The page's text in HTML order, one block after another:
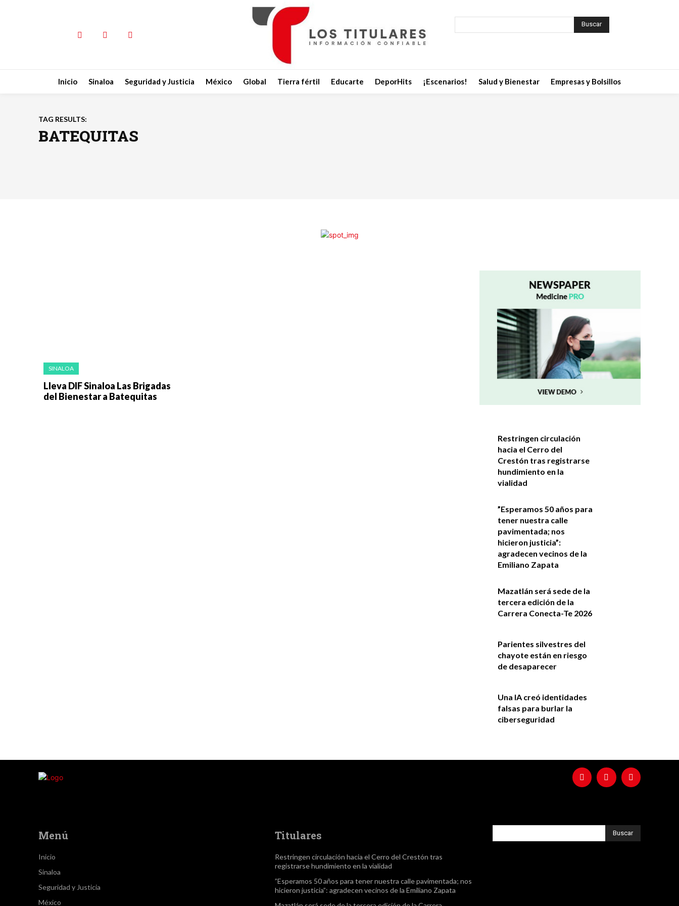
Buscar
Inicio Sinaloa Seguridad y Justicia México Global Tierra fértil Educarte DeporHits ¡Escenarios! Salud y Bienestar Empresas y Bolsillos
TAG RESULTS:
BATEQUITAS
SINALOA
Lleva DIF Sinaloa Las Brigadas
del Bienestar a Batequitas
Restringen circulación
hacia el Cerro del
Crestón tras registrarse
hundimiento en la
vialidad
”Esperamos 50 años para
tener nuestra calle
pavimentada; nos
hicieron justicia”:
agradecen vecinos de la
Emiliano Zapata
Mazatlán será sede de la
tercera edición de la
Carrera Conecta-Te 2026
Parientes silvestres del
chayote están en riesgo
de desaparecer
Una IA creó identidades
falsas para burlar la
ciberseguridad
Menú
Inicio
Sinaloa
Seguridad y Justicia
México
Titulares
Restringen circulación hacia el Cerro del Crestón tras
registrarse hundimiento en la vialidad
”Esperamos 50 años para tener nuestra calle pavimentada; nos
hicieron justicia”: agradecen vecinos de la Emiliano Zapata
Buscar